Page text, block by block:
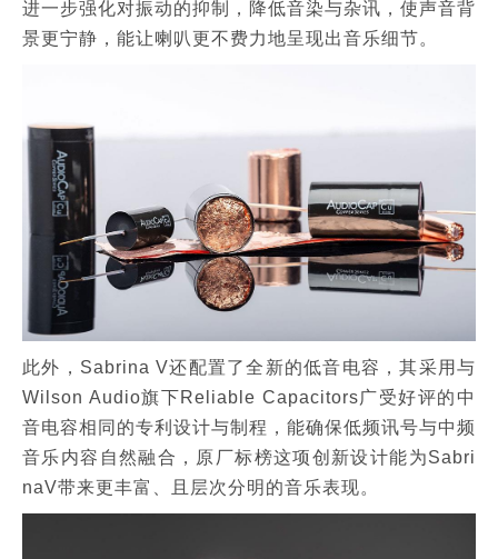
进一步强化对振动的抑制，降低音染与杂讯，使声音背
景更宁静，能让喇叭更不费力地呈现出音乐细节。
此外，Sabrina V还配置了全新的低音电容，其采用与
Wilson Audio旗下Reliable Capacitors广受好评的中
音电容相同的专利设计与制程，能确保低频讯号与中频
音乐内容自然融合，原厂标榜这项创新设计能为Sabri
naV带来更丰富、且层次分明的音乐表现。